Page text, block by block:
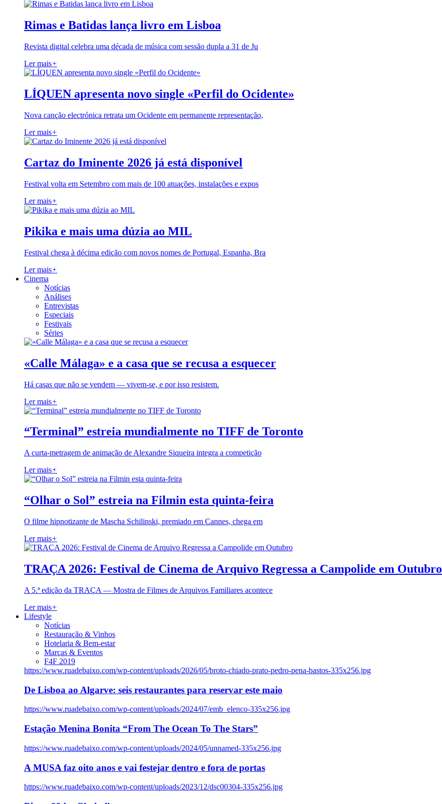
Rimas e Batidas lança livro em Lisboa
Revista digital celebra uma década de música com sessão dupla a 31 de Ju
Ler mais+
LÍQUEN apresenta novo single «Perfil do Ocidente»
Nova canção electrónica retrata um Ocidente em permanente representação,
Ler mais+
Cartaz do Iminente 2026 já está disponível
Festival volta em Setembro com mais de 100 atuações, instalações e expos
Ler mais+
Pikika e mais uma dúzia ao MIL
Festival chega à décima edição com novos nomes de Portugal, Espanha, Bra
Ler mais+
Cinema
Notícias
Análises
Entrevistas
Especiais
Festivais
Séries
«Calle Málaga» e a casa que se recusa a esquecer
Há casas que não se vendem — vivem-se, e por isso resistem.
Ler mais+
“Terminal” estreia mundialmente no TIFF de Toronto
A curta-metragem de animação de Alexandre Siqueira integra a competição
Ler mais+
“Olhar o Sol” estreia na Filmin esta quinta-feira
O filme hipnotizante de Mascha Schilinski, premiado em Cannes, chega em
Ler mais+
TRAÇA 2026: Festival de Cinema de Arquivo Regressa a Campolide em Outubro
A 5.ª edição da TRAÇA — Mostra de Filmes de Arquivos Familiares acontece
Ler mais+
Lifestyle
Notícias
Restauração & Vinhos
Hotelaria & Bem-estar
Marcas & Eventos
F4F 2019
https://www.ruadebaixo.com/wp-content/uploads/2026/05/broto-chiado-prato-pedro-pena-bastos-335x256.jpg
De Lisboa ao Algarve: seis restaurantes para reservar este maio
https://www.ruadebaixo.com/wp-content/uploads/2024/07/emb_elenco-335x256.jpg
Estação Menina Bonita “From The Ocean To The Stars”
https://www.ruadebaixo.com/wp-content/uploads/2024/05/unnamed-335x256.jpg
A MUSA faz oito anos e vai festejar dentro e fora de portas
https://www.ruadebaixo.com/wp-content/uploads/2023/12/dsc00304-335x256.jpg